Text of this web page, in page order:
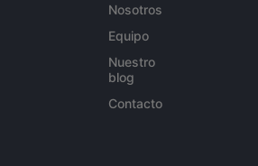
Nosotros
Equipo
Nuestro
blog
Contacto